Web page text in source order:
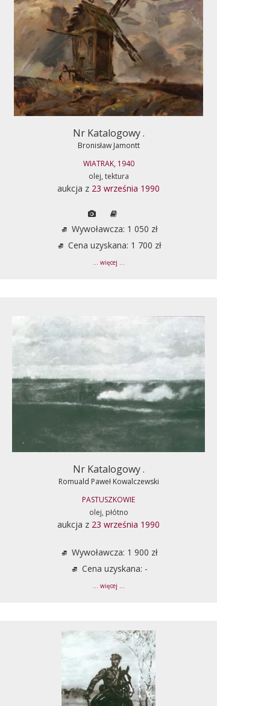
Nr Katalogowy .
Bronisław Jamontt
WIATRAK, 1940
olej, tektura
aukcja z 23 września 1990
Wywoławcza: 1 050 zł
Cena uzyskana: 1 700 zł
... więcej ...
Nr Katalogowy .
Romuald Paweł Kowalczewski
PASTUSZKOWIE
olej, płótno
aukcja z 23 września 1990
Wywoławcza: 1 900 zł
Cena uzyskana: -
... więcej ...